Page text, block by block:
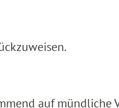
auf mündliche